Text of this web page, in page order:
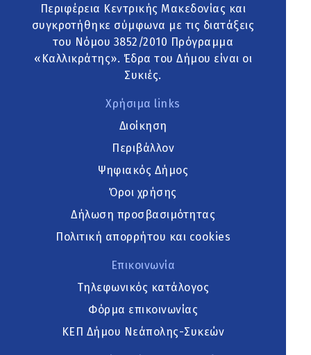
Περιφέρεια Κεντρικής Μακεδονίας και
συγκροτήθηκε σύμφωνα με τις διατάξεις
του Νόμου 3852/2010 Πρόγραμμα
«Καλλικράτης». Έδρα του Δήμου είναι οι
Συκιές.
Χρήσιμα links
Διοίκηση
Περιβάλλον
Ψηφιακός Δήμος
Όροι χρήσης
Δήλωση προσβασιμότητας
Πολιτική απορρήτου και cookies
Επικοινωνία
Τηλεφωνικός κατάλογος
Φόρμα επικοινωνίας
ΚΕΠ Δήμου Νεάπολης-Συκεών